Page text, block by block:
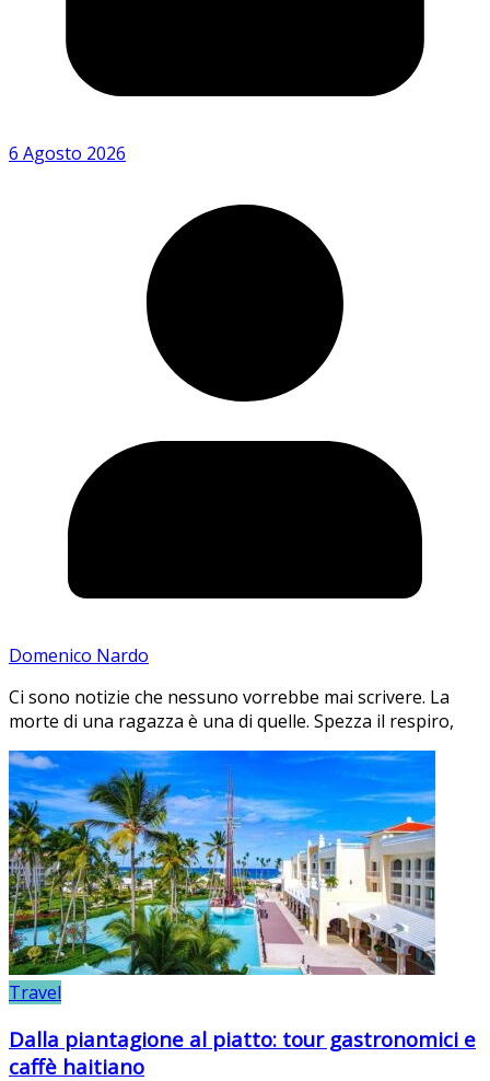
6 Agosto 2026
Domenico Nardo
Ci sono notizie che nessuno vorrebbe mai scrivere. La
morte di una ragazza è una di quelle. Spezza il respiro,
Travel
Dalla piantagione al piatto: tour gastronomici e
caffè haitiano